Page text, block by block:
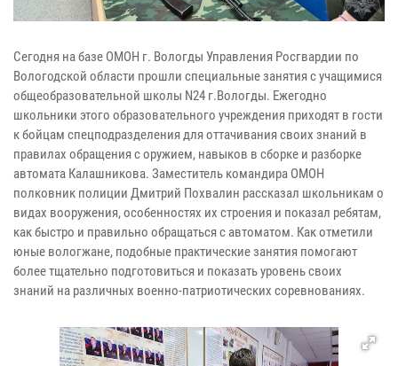
Сегодня на базе ОМОН г. Вологды Управления Росгвардии по
Вологодской области прошли специальные занятия с учащимися
общеобразовательной школы N24 г.Вологды. Ежегодно
школьники этого образовательного учреждения приходят в гости
к бойцам спецподразделения для оттачивания своих знаний в
правилах обращения с оружием, навыков в сборке и разборке
автомата Калашникова. Заместитель командира ОМОН
полковник полиции Дмитрий Похвалин рассказал школьникам о
видах вооружения, особенностях их строения и показал ребятам,
как быстро и правильно обращаться с автоматом. Как отметили
юные вологжане, подобные практические занятия помогают
более тщательно подготовиться и показать уровень своих
знаний на различных военно-патриотических соревнованиях.